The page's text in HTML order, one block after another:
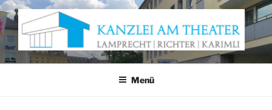
Zum
Inhalt
springen
KANZLEI AM THEATER
Anwaltskanzlei Würzburg
Menü